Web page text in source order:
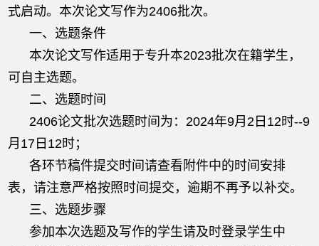
式启动。本次论文写作为2406批次。
一、选题条件
本次论文写作适用于专升本2023批次在籍学生，
可自主选题。
二、选题时间
2406论文批次选题时间为：2024年9月2日12时--9
月17日12时；
各环节稿件提交时间请查看附件中的时间安排
表，请注意严格按照时间提交，逾期不再予以补交。
三、选题步骤
参加本次选题及写作的学生请及时登录学生中